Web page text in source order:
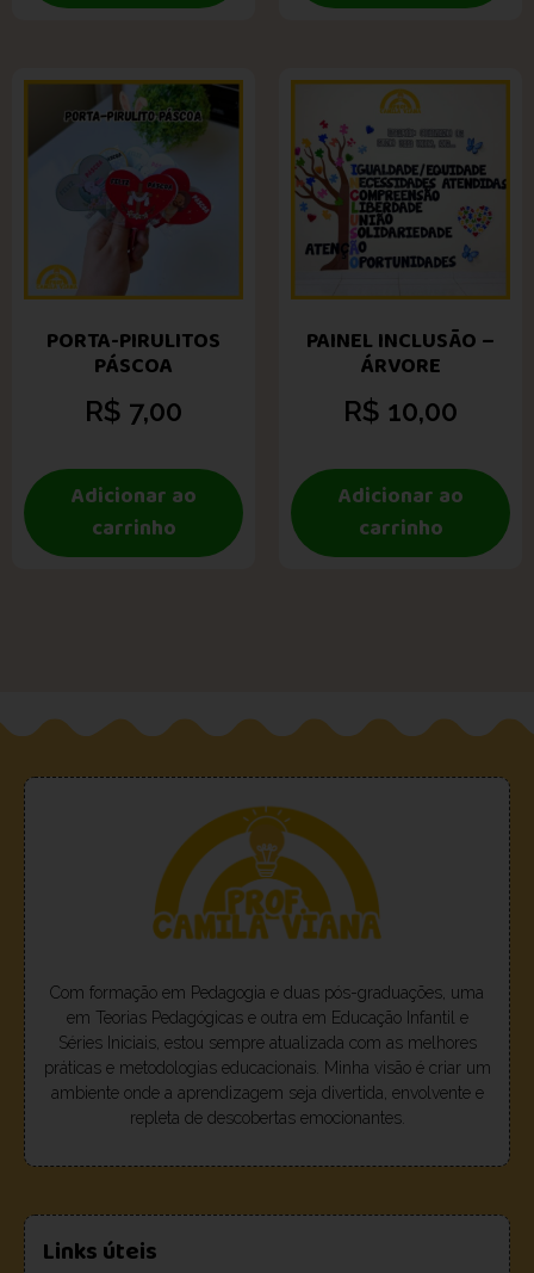
PORTA-PIRULITOS
PÁSCOA
R$ 7,00
Adicionar ao
carrinho
PAINEL INCLUSÃO –
ÁRVORE
R$ 10,00
Adicionar ao
carrinho
Com formação em Pedagogia e duas pós-graduações, uma
em Teorias Pedagógicas e outra em Educação Infantil e
Séries Iniciais, estou sempre atualizada com as melhores
práticas e metodologias educacionais. Minha visão é criar um
ambiente onde a aprendizagem seja divertida, envolvente e
repleta de descobertas emocionantes.
Links úteis